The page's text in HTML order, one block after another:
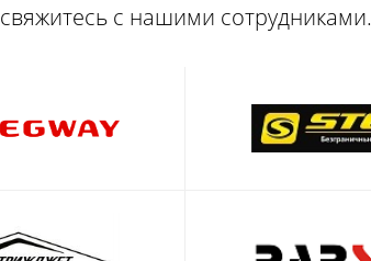
свяжитесь с нашими сотрудниками.